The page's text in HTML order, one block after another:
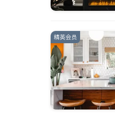
精英会员